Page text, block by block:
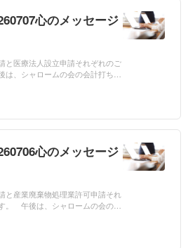
心のメッセージ
と医療法人設立申請それぞれのご
、シャロームの会の会計打ち合
心のメッセージ
産業廃棄物処理業許可申請それ
。 午後は、シャロームの会の就